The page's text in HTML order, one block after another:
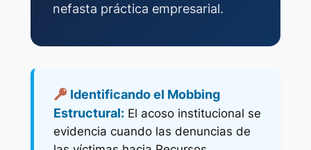
nefasta práctica empresarial.
Identificando el Mobbing
Estructural:El acoso institucional se
evidencia cuando las denuncias de